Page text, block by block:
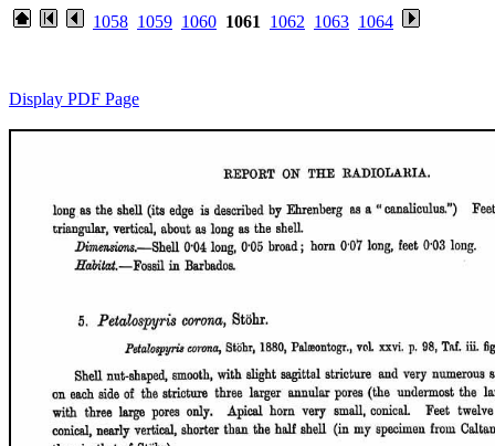
1058 1059 1060 1061 1062 1063 1064
Display PDF Page